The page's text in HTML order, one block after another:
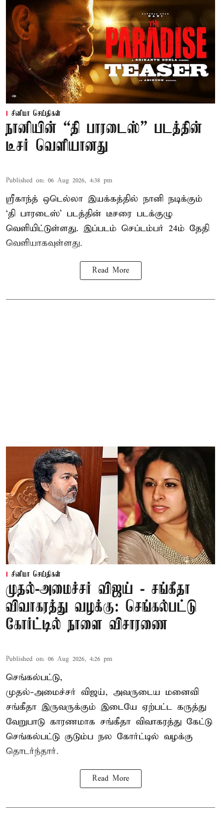
சினிமா செய்திகள்
நானியின் “தி பாரடைஸ்” படத்தின்
டீசர் வெளியானது
Published on: 06 Aug 2026, 4:38 pm
ஸ்ரீகாந்த் ஒடெல்லா இயக்கத்தில் நானி நடிக்கும்
‘தி பாரடைஸ்’ படத்தின் டீசரை படக்குழு
வெளியிட்டுள்ளது. இப்படம் செப்டம்பர் 24ம் தேதி
வெளியாகவுள்ளது.
Read More
சினிமா செய்திகள்
முதல்-அமைச்சர் விஜய் - சங்கீதா
விவாகரத்து வழக்கு: செங்கல்பட்டு
கோர்ட்டில் நாளை விசாரணை
Published on: 06 Aug 2026, 4:26 pm
செங்கல்பட்டு,
முதல்-அமைச்சர் விஜய், அவருடைய மனைவி
சங்கீதா இருவருக்கும் இடையே ஏற்பட்ட கருத்து
வேறுபாடு காரணமாக சங்கீதா விவாகரத்து கேட்டு
செங்கல்பட்டு குடும்ப நல கோர்ட்டில் வழக்கு
தொடர்ந்தார்.
Read More